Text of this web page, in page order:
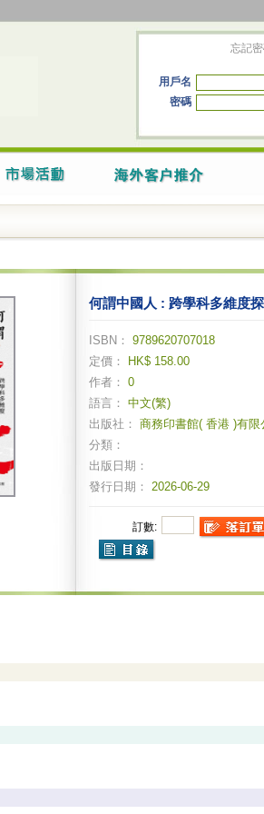
忘記
用戶名
密碼
何謂中國人 : 跨學科多維度
ISBN： 9789620707018
定價：
HK$ 158.00
作者： 0
語言： 中文(繁)
出版社： 商務印書館( 香港 )有限
分類：
出版日期：
發行日期： 2026-06-29
訂數: